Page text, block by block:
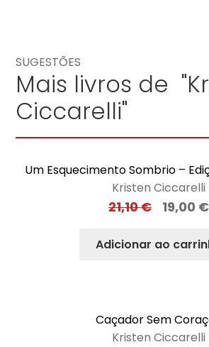
SUGESTÕES
Mais livros de
Ciccarelli"
Um Esquecimento Sombrio –
Kristen Ciccarelli
21,10€ 19,00 €
Adicionar ao
Caçador Sem
Kristen Ciccarelli